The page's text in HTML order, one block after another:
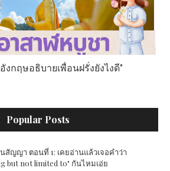
กฤษอธิบายเพื่อนฝรั่งยังไงดี"
Popular Posts
สัญญา ตอนที่ 1: เคยอ่านแล้วเจอคำว่า
but not limited to" กันไหมเอ่ย